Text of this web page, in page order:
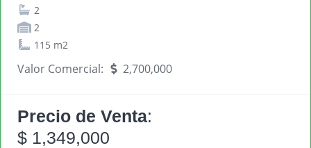
2
2
115 m2
Valor Comercial: 2,700,000
Precio de Venta:
$ 1,349,000